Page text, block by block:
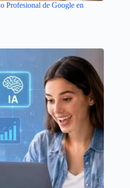
Profesional de Google en